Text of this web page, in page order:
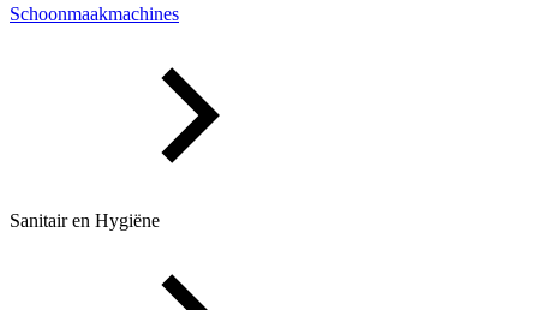
Schoonmaakmachines
Sanitair en Hygiëne